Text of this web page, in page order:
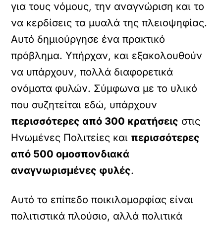
για τους νόμους, την αναγνώριση και το
να κερδίσεις τα μυαλά της πλειοψηφίας.
Αυτό δημιούργησε ένα πρακτικό
πρόβλημα. Υπήρχαν, και εξακολουθούν
να υπάρχουν, πολλά διαφορετικά
ονόματα φυλών. Σύμφωνα με το υλικό
που συζητείται εδώ, υπάρχουν
περισσότερες από 300 κρατήσεις στις
Ηνωμένες Πολιτείες και περισσότερες
από 500 ομοσπονδιακά
αναγνωρισμένες φυλές.
Αυτό το επίπεδο ποικιλομορφίας είναι
πολιτιστικά πλούσιο, αλλά πολιτικά